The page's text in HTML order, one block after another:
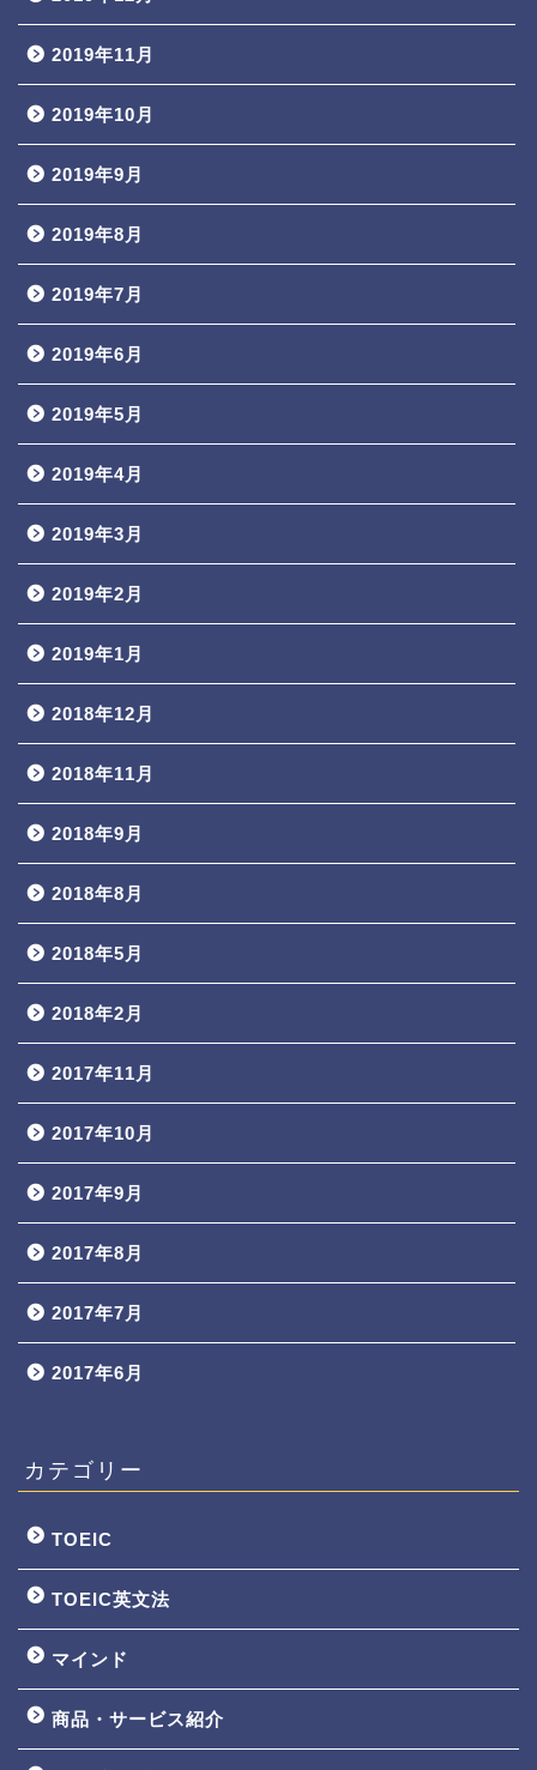
2019年11月
2019年10月
2019年9月
2019年8月
2019年7月
2019年6月
2019年5月
2019年4月
2019年3月
2019年2月
2019年1月
2018年12月
2018年11月
2018年9月
2018年8月
2018年5月
2018年2月
2017年11月
2017年10月
2017年9月
2017年8月
2017年7月
2017年6月
カテゴリー
TOEIC
TOEIC英文法
マインド
商品・サービス紹介